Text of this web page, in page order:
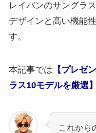
レイバンのサングラ
デザインと高い機能
す。
本記事では 【プレゼ
ラス10モデルを厳選】
これから